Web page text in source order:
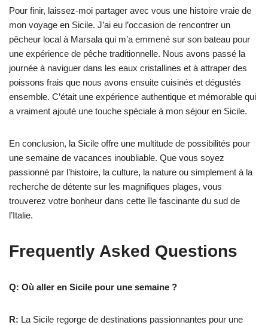
Pour finir, laissez-moi partager avec vous une histoire vraie de
mon voyage en Sicile. J’ai eu l’occasion de rencontrer un
pêcheur local à Marsala qui m’a emmené sur son bateau pour
une expérience de pêche traditionnelle. Nous avons passé la
journée à naviguer dans les eaux cristallines et à attraper des
poissons frais que nous avons ensuite cuisinés et dégustés
ensemble. C’était une expérience authentique et mémorable qui
a vraiment ajouté une touche spéciale à mon séjour en Sicile.
En conclusion, la Sicile offre une multitude de possibilités pour
une semaine de vacances inoubliable. Que vous soyez
passionné par l’histoire, la culture, la nature ou simplement à la
recherche de détente sur les magnifiques plages, vous
trouverez votre bonheur dans cette île fascinante du sud de
l’Italie.
Frequently Asked Questions
Q: Où aller en Sicile pour une semaine ?
R: La Sicile regorge de destinations passionnantes pour une